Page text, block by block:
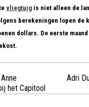
vliegtuig is niet alleen de
berekeningen lopen de
dollars. De eerste
het Capitool
Adri